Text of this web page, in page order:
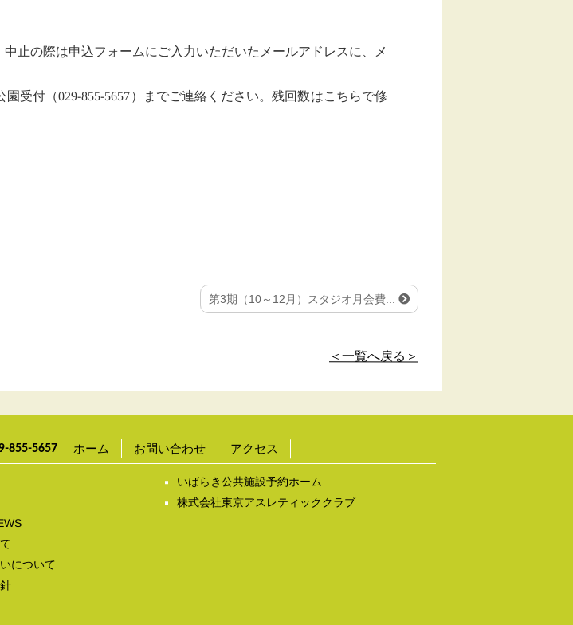
の際は申込フォームにご入力いただいたメールアドレスに、メ
付（029-855-5657）までご連絡ください。残回数はこちらで修
第3期（10～12月）スタジオ月会費...
＜一覧へ戻る＞
855-5657 ホーム お問い合わせ アクセス
について
いばらき公共施設予約ホーム
株式会社東京アスレティッククラブ